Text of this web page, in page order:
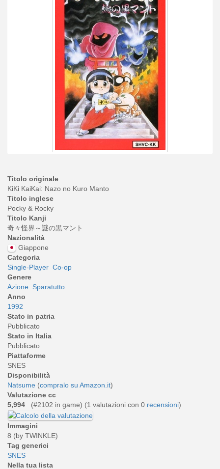
Titolo originale
KiKi KaiKai: Nazo no Kuro Manto
Titolo inglese
Pocky & Rocky
Titolo Kanji
奇々怪界～謎の黒マント
Nazionalità
Giappone
Categoria
Single-Player Co-op
Genere
Azione Sparatutto
Anno
1992
Stato in patria
Pubblicato
Stato in Italia
Pubblicato
Piattaforme
SNES
Disponibilità
Natsume (compralo su Amazon.it)
Valutazione cc
5,994
(#2102 in game) (1 valutazioni con 0 recensioni)
Immagini
8 (by TWINKLE)
Tag generici
SNES
Nella tua lista